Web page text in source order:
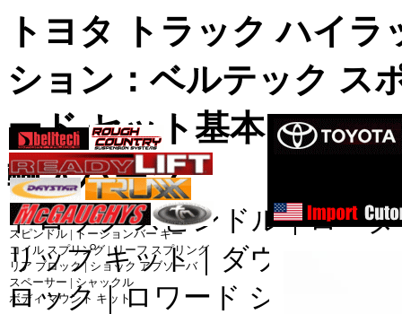
サスペン
コイル_
スピンドル | トーションバー キー
コイル スプリング | リーフ スプリング
リア ブロック | ショック アブソーバ
スペーサー | シャックル
ボディ マウント キット
トヨタ トラック ハイ
ション：ベルテック ス
ード セット基本 Ｆ２/Ｒ
輸入パーツ
ドロップ スピンドル｜ロー
リップ キット｜ダウンサス
ロック｜ロワード シャック